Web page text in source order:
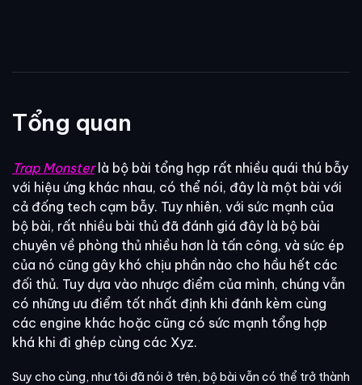
Tổng quan
Trap Monsterlà bộ bài tổng hợp rất nhiều quái thú bẫy
với hiệu ứng khác nhau, có thể nói, đây là một bài với
cả đống tech cạm bẫy. Tuy nhiên, với sức mạnh của
bộ bài, rất nhiều bài thủ đã đánh giá đây là bộ bài
chuyên về phòng thủ nhiều hơn là tấn công, và sức ép
của nó cũng gây khó chịu phần nào cho hầu hết các
đối thủ. Tuy dựa vào nhược điểm của mình, chúng vẫn
có những ưu điểm tốt nhất định khi đánh kèm cùng
các engine khác hoặc cũng có sức mạnh tổng hợp
khá khi đi ghép cùng các Xyz.
Suy cho cùng, như tôi đã nói ở trên, bộ bài vẫn có thể trở thành